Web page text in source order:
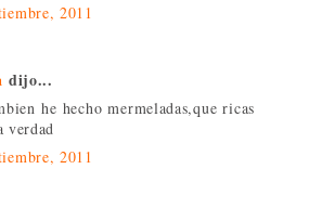
2011
dijo...
he hecho mermeladas,que ricas
verdad
2011